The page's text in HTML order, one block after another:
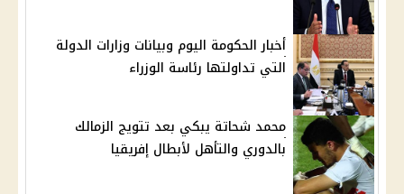
أخبار الحكومة اليوم وبيانات وزارات الدولة
التي تداولتها رئاسة الوزراء
محمد شحاتة يبكي بعد تتويج الزمالك
بالدوري والتأهل لأبطال إفريقيا